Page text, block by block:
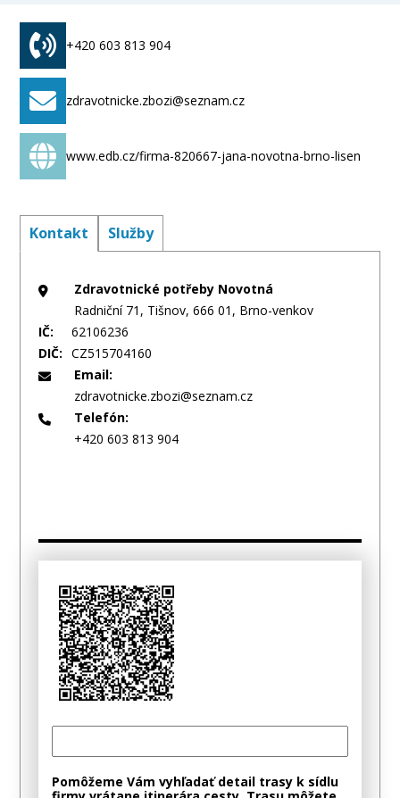
+420 603 813 904
zdravotnicke.zbozi@seznam.cz
www.edb.cz/firma-820667-jana-novotna-brno-lisen
Kontakt Služby
Zdravotnické potřeby Novotná
Radniční 71, Tišnov, 666 01, Brno-venkov
IČ:
62106236
DIČ:
CZ515704160
Email:
zdravotnicke.zbozi@seznam.cz
Telefón:
+420 603 813 904
Pomôžeme Vám vyhľadať detail trasy k sídlu